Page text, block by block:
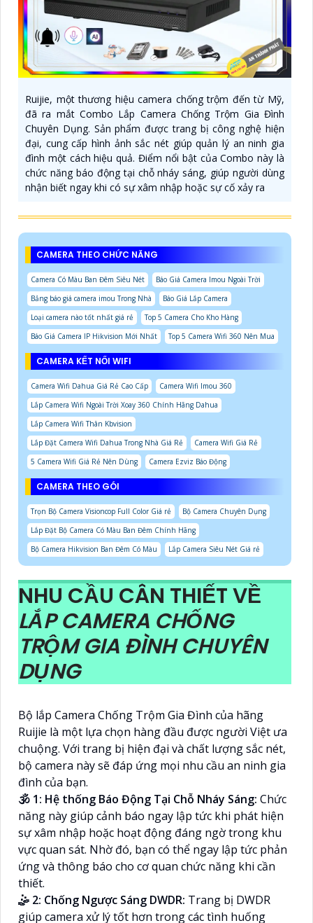
Ruijie, một thương hiệu camera chống trộm đến từ Mỹ,
đã ra mắt Combo Lắp Camera Chống Trộm Gia Đình
Chuyên Dụng. Sản phẩm được trang bị công nghệ hiện
đại, cung cấp hình ảnh sắc nét giúp quản lý an ninh gia
đình một cách hiệu quả. Điểm nổi bật của Combo này là
chức năng báo động tại chỗ nháy sáng, giúp người dùng
nhận biết ngay khi có sự xâm nhập hoặc sự cố xảy ra
CAMERA THEO CHỨC NĂNG
Camera Có Màu Ban Đêm Siêu Nét
Báo Giá Camera Imou Ngoài Trời
Bảng báo giá camera imou Trong Nhà
Báo Giá Lắp Camera
Loại camera nào tốt nhất giá rẻ
Top 5 Camera Cho Kho Hàng
Báo Giá Camera IP Hikvision Mới Nhất
Top 5 Camera Wifi 360 Nên Mua
CAMERA KẾT NỐI WIFI
Camera Wifi Dahua Giá Rẻ Cao Cấp
Camera Wifi Imou 360
Lắp Camera Wifi Ngoài Trời Xoay 360 Chính Hãng Dahua
Lắp Camera Wifi Thân Kbvision
Lắp Đặt Camera Wifi Dahua Trong Nhà Giá Rẻ
Camera Wifi Giá Rẻ
5 Camera Wifi Giá Rẻ Nên Dùng
Camera Ezviz Báo Động
CAMERA THEO GÓI
Trọn Bộ Camera Visioncop Full Color Giá rẻ
Bộ Camera Chuyên Dụng
Lắp Đặt Bộ Camera Có Màu Ban Đêm Chính Hãng
Bộ Camera Hikvision Ban Đêm Có Màu
Lắp Camera Siêu Nét Giá rẻ
NHU CẦU CÂN THIẾT VỀ
LẮP CAMERA CHỐNG
TRỘM GIA ĐÌNH CHUYÊN
DỤNG
Bộ lắp Camera Chống Trộm Gia Đình của hãng
Ruijie là một lựa chọn hàng đầu được người Việt ưa
chuộng. Với trang bị hiện đại và chất lượng sắc nét,
bộ camera này sẽ đáp ứng mọi nhu cầu an ninh gia
đình của bạn.
🕉️ 1: Hệ thống Báo Động Tại Chỗ Nháy Sáng: Chức
năng này giúp cảnh báo ngay lập tức khi phát hiện
sự xâm nhập hoặc hoạt động đáng ngờ trong khu
vực quan sát. Nhờ đó, bạn có thể ngay lập tức phản
ứng và thông báo cho cơ quan chức năng khi cần
thiết.
🤹 2: Chống Ngược Sáng DWDR: Trang bị DWDR
giúp camera xử lý tốt hơn trong các tình huống